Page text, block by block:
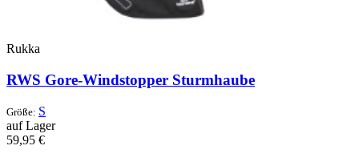
Rukka
RWS Gore-Windstopper Sturmhaube
Größe: S
auf Lager
59,95 €